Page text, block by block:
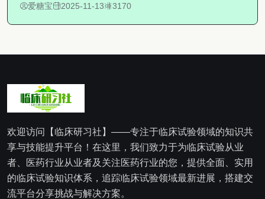
爱糖宝 2025-11-13 3170
欢迎访问【临床研习社】——专注于临床试验领域的知识共
享与技能提升平台！在这里，我们致力于为临床试验从业
者、医药行业从业者及关注医药行业的您，提供全面、实用
的临床试验知识体系，追踪临床试验领域最新进展，搭建交
流平台分享挑战与解决方案。